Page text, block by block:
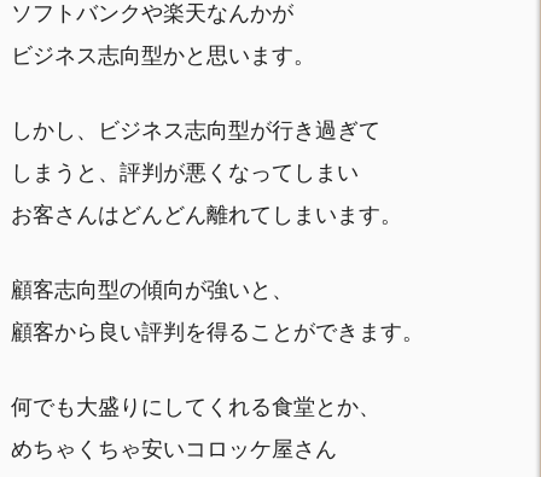
ソフトバンクや楽天なんかが
ビジネス志向型かと思います。
しかし、ビジネス志向型が行き過ぎて
しまうと、評判が悪くなってしまい
お客さんはどんどん離れてしまいます。
顧客志向型の傾向が強いと、
顧客から良い評判を得ることができます。
何でも大盛りにしてくれる食堂とか、
めちゃくちゃ安いコロッケ屋さん